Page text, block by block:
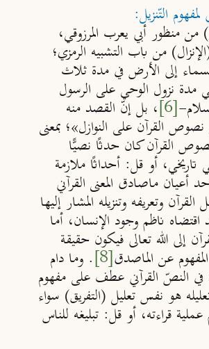
التّنزيل:
من منظور أبي يعرب المرزوقي،
الإنزال) من باب التشبيه الرمزي؛
إلى الأرض في مدة ثلاث
نزول الوحي على الرسول
[6] ، بل إنّ القصد منه
نصوص القرآن على النوازل»؛ بمعنى
القرآن كان حدثًا نصيًّا
أو قل: أحداثًا ملازمة
أعيان ماصادق المعنى القرآني
وتعريفه وتنزيله المشار إليها
ناظم وجود الإنسان، أما
إلى الله تعالى فيكون حقيقة
عن الماصدق[8] . وما دام
في النصّ القرآني عطف على مفهوم
هو نفس تعليل (التفريق) سواء
عملية قراءته، أو قل: تبليغه للناس